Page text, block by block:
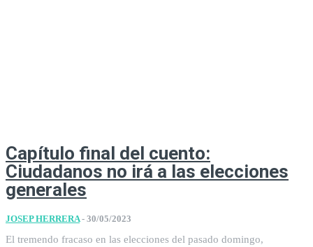
Capítulo final del cuento:
Ciudadanos no irá a las elecciones
generales
JOSEP HERRERA - 30/05/2023
El tremendo fracaso en las elecciones del pasado domingo,